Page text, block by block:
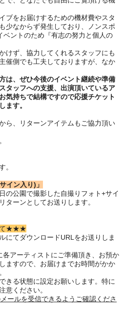
ブをお届けするための機材費やスタ
少なからず発生しており、ノンスポ
ベントのため『有志の努力と個人の
けず、協力してくれるスタッフにも
催側でも工夫しておりますが、なか
は、ぜひ今後のイベント継続や準備
タッフへの支援、出演頂いているア
気持ちで結構ですので応援チケット
ます。
ら、リターンアイテムもご協力頂い
。
イン入り)」
の公園で撮影した自撮りフォト+サイ
ターンとしてお送りします。
て★★★
にてダウンロードURLをお送りしま
アーティストにご準備頂き、お預か
ますので、お届けまでお時間がかか
きる状態に設定お願いします。特に
意ください。
ルを受信できるようご確認くださ